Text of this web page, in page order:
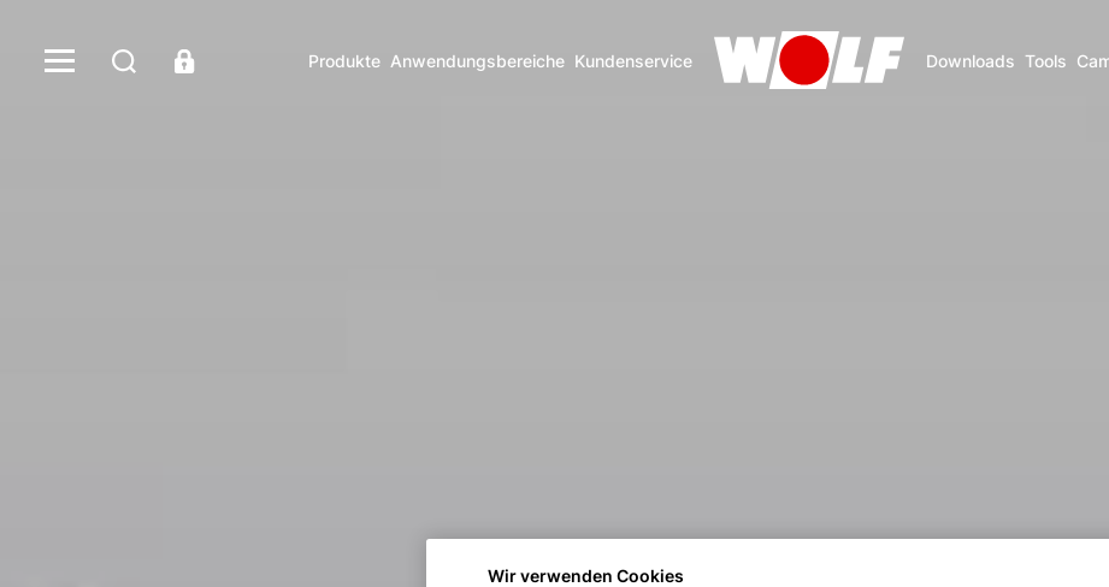
Produkte Anwendungsbereiche Kundenservice Downloads Tools
Wir verwenden Cookies